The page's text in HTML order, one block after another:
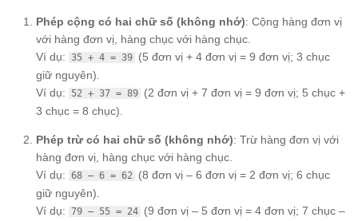
Phép cộng có hai chữ số (không nhớ): Cộng hàng đơn vị
với hàng đơn vị, hàng chục với hàng chục.
Ví dụ: 35 + 4 = 39 (5 đơn vị + 4 đơn vị = 9 đơn vị; 3 chục
giữ nguyên).
Ví dụ:
52 + 37 = 89 (2 đơn vị + 7 đơn vị = 9 đơn vị; 5 chục +
3 chục = 8 chục).
Phép trừ có hai chữ số (không nhớ): Trừ hàng đơn vị với
hàng đơn vị, hàng chục với hàng chục.
Ví dụ: 68 – 6 = 62 (8 đơn vị – 6 đơn vị = 2 đơn vị; 6 chục
giữ nguyên).
Ví dụ: 79 – 55 = 24 (9 đơn vị – 5 đơn vị = 4 đơn vị; 7 chục –